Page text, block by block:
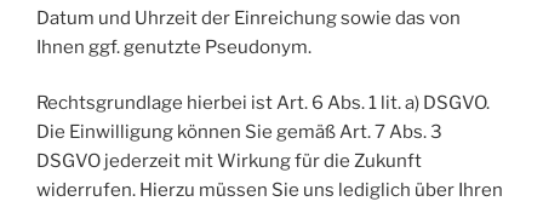
Datum und Uhrzeit der Einreichung sowie das von
Ihnen ggf. genutzte Pseudonym.
Rechtsgrundlage hierbei ist Art. 6 Abs. 1 lit. a) DSGVO.
Die Einwilligung können Sie gemäß Art. 7 Abs. 3
DSGVO jederzeit mit Wirkung für die Zukunft
widerrufen. Hierzu müssen Sie uns lediglich über Ihren